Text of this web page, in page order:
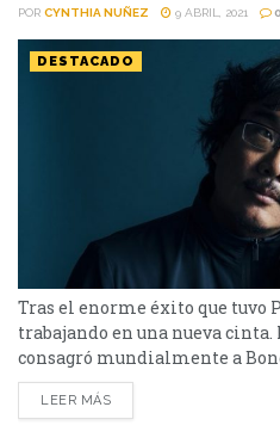
POR CYNTHIA NUÑEZ 9 ABRIL, 2021 0
DESTACADO
Tras el enorme éxito que tuvo
trabajando en una nueva
consagró mundialmente a
cineasta cuenta con otras
fama, fue la ganadora del
LEER MÁS